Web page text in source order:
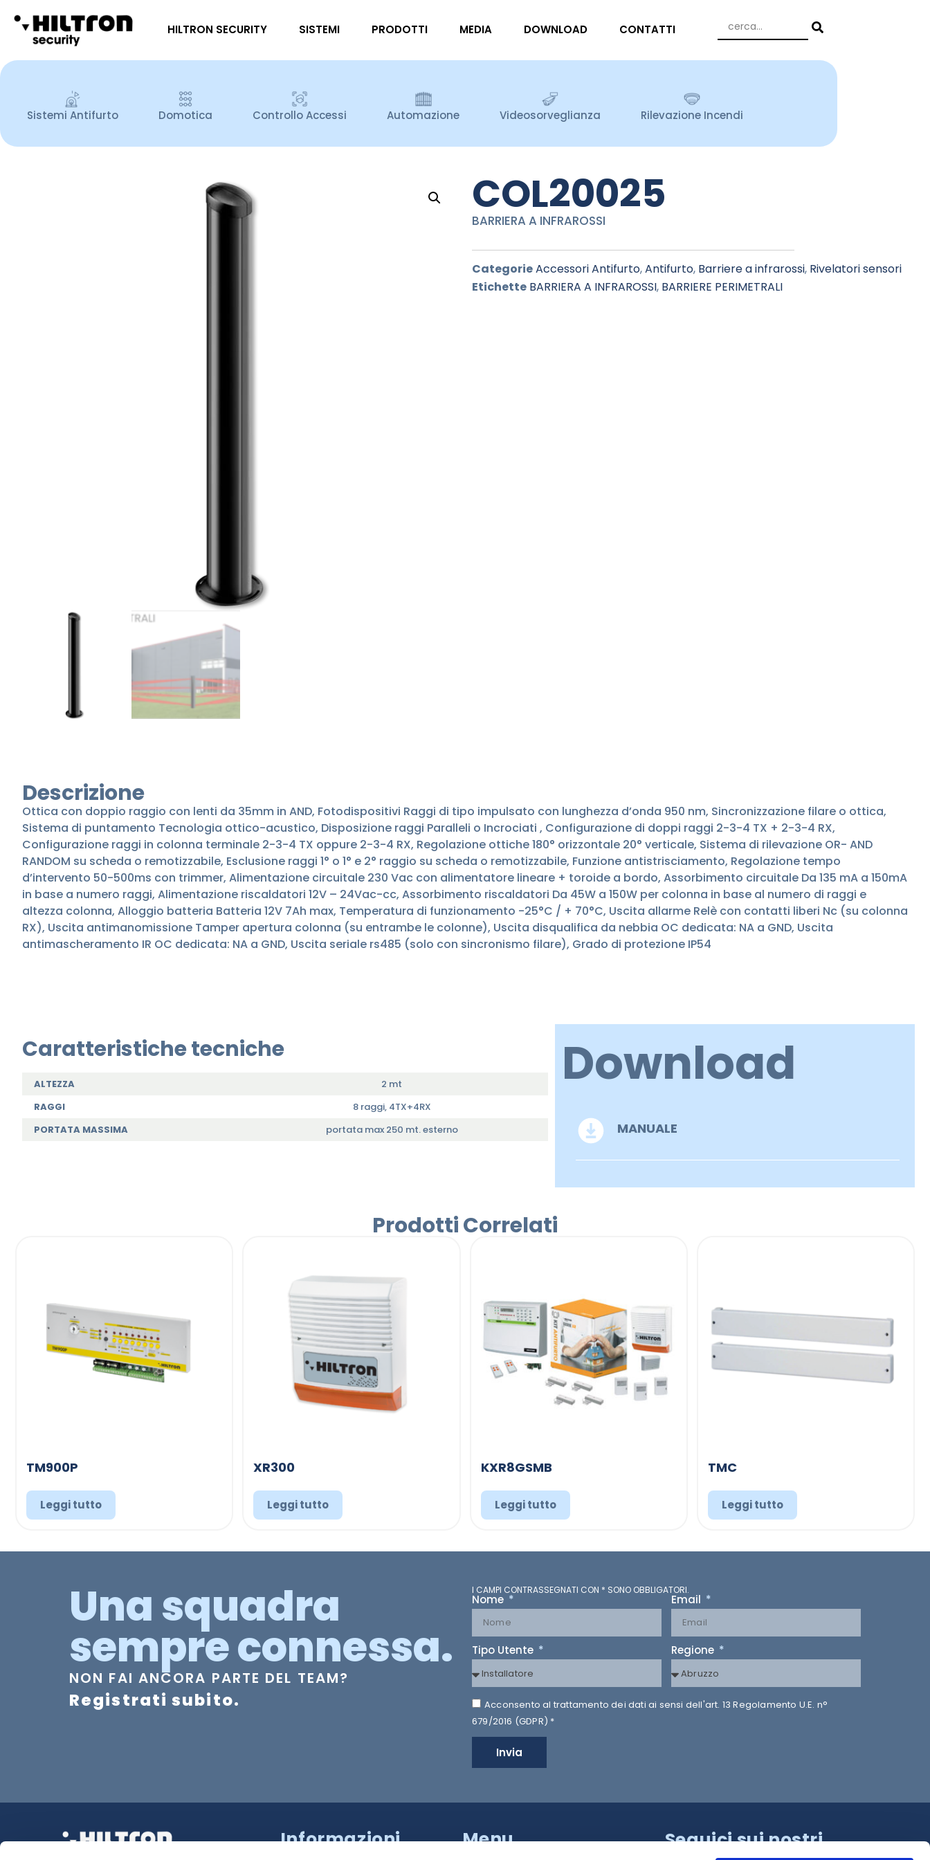
HILTRON SECURITY SISTEMI PRODOTTI MEDIA DOWNLOAD CONTATTI
Sistemi Antifurto Domotica Controllo Accessi Automazione Videosorveglianza Rilevazione Incendi
COL20025
BARRIERA A INFRAROSSI
CategorieAccessori Antifurto,Antifurto, Barriere a infrarossi, Rivelatori sensori
Etichette BARRIERA A INFRAROSSI, BARRIERE PERIMETRALI
Descrizione
Ottica con doppio raggio con lenti da 35mm in AND, Fotodispositivi Raggi di tipo impulsato con lunghezza d’onda 950 nm, Sincronizzazione filare o ottica,
Sistema di puntamento Tecnologia ottico-acustico, Disposizione raggi Paralleli o Incrociati , Configurazione di doppi raggi 2-3-4 TX + 2-3-4 RX,
Configurazione raggi in colonna terminale 2-3-4 TX oppure 2-3-4 RX, Regolazione ottiche 180° orizzontale 20° verticale, Sistema di rilevazione OR- AND
RANDOM su scheda o remotizzabile, Esclusione raggi 1° o 1° e 2° raggio su scheda o remotizzabile, Funzione antistrisciamento, Regolazione tempo
d’intervento 50-500ms con trimmer, Alimentazione circuitale 230 Vac con alimentatore lineare + toroide a bordo, Assorbimento circuitale Da 135 mA a 150mA
in base a numero raggi, Alimentazione riscaldatori 12V – 24Vac-cc, Assorbimento riscaldatori Da 45W a 150W per colonna in base al numero di raggi e
altezza colonna, Alloggio batteria Batteria 12V 7Ah max, Temperatura di funzionamento -25°C / + 70°C, Uscita allarme Relè con contatti liberi Nc (su colonna
RX), Uscita antimanomissione Tamper apertura colonna (su entrambe le colonne), Uscita disqualifica da nebbia OC dedicata: NA a GND, Uscita
antimascheramento IR OC dedicata: NA a GND, Uscita seriale rs485 (solo con sincronismo filare), Grado di protezione IP54
Caratteristiche tecniche
ALTEZZA
2 mt
RAGGI
8 raggi, 4TX+4RX
PORTATA MASSIMA
portata max 250 mt. esterno
Download
MANUALE
Prodotti Correlati
TM900P
Leggi tutto
XR300
Leggi tutto
KXR8GSMB
Leggi tutto
TMC
Leggi tutto
Una squadra
sempre connessa.
NON FAI ANCORA PARTE DEL TEAM?
Registrati subito.
I CAMPI CONTRASSEGNATI CON * SONO OBBLIGATORI.
Nome Email
Tipo Utente Regione
Acconsento al trattamento dei dati ai sensi dell'art. 13 Regolamento U.E. n°
679/2016 (GDPR) *
Invia
Informazioni Menu
Seguici sui nostri